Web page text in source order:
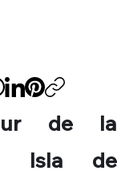
de la
Isla de